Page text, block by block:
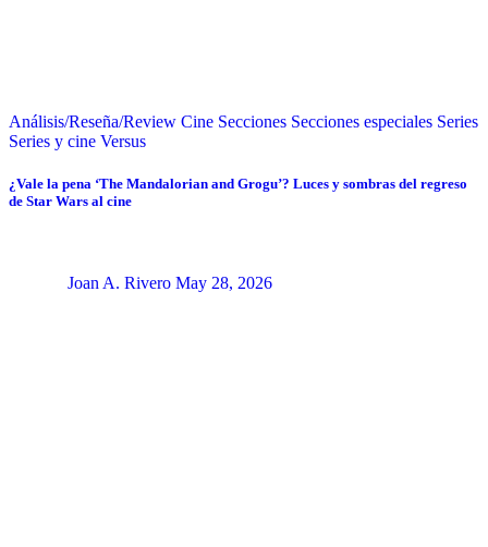
Análisis/Reseña/Review Cine Secciones Secciones especiales Series
Series y cine Versus
¿Vale la pena ‘The Mandalorian and Grogu’? Luces y sombras del regreso
de Star Wars al cine
Joan A. Rivero May 28, 2026